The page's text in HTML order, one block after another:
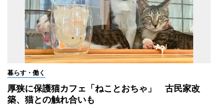
暮らす・働く
厚狭に保護猫カフェ「ねことおちゃ」 古民家改
築、猫との触れ合いも